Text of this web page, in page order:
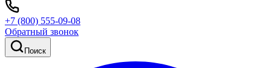
+7 (800) 555-09-08
Обратный звонок
Поиск